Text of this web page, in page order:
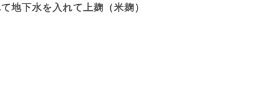
地下水を入れて上麹（米麹）